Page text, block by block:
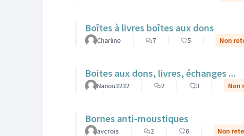
Boîtes à livres boîtes aux dons
Charline 7 5 Non
Boites aux dons, livres, échanges ...
Nanou3232 2 3 Non
Bornes anti-moustiques
avcrois 2 6 Non